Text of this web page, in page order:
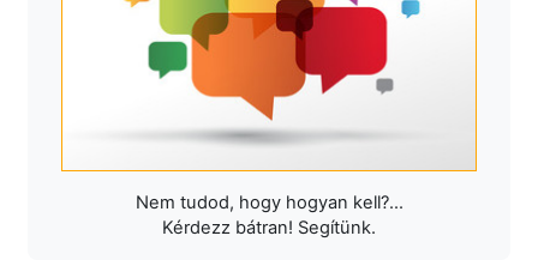
Nem tudod, hogy hogyan kell?...
Kérdezz bátran! Segítünk.